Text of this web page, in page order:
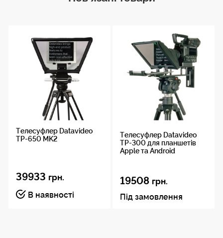
управління дозволять користувачеві отримати
якісний результат.
Можливість управління провідним/
беспровідним контролером WR-500.
Доступний для роботи на iOS або Android.
Моніторинг і управління через LAN.
Підтримка універсальних пультів для
презентацій з USB-ресиверами.
Телесуфлер Datavideo
TP-650 MK2
39933 грн.
В наявності
Телесуфлер Datavideo
TP-300 для планшетів
Apple та Android
19508 грн.
Під замовлення